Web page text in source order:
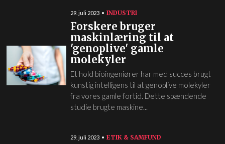
29. juli 2023 INDUSTRI
Forskere bruger
maskinlæring til at
'genoplive' gamle
molekyler
Et hold bioingeniører har med succes brugt
kunstig intelligens til at genoplive molekyler
fra vores gamle fortid. Dette spændende
studie brugte maskine...
29. juli 2023 ETIK & SAMFUND